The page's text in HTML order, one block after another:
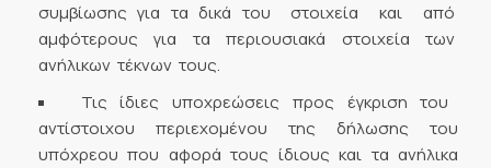
συμβίωσης για τα δικά του στοιχεία και από
αμφότερους για τα περιουσιακά στοιχεία των
ανήλικων τέκνων τους.
Τις ίδιες υποχρεώσεις προς έγκριση του
αντίστοιχου περιεχομένου της δήλωσης του
υπόχρεου που αφορά τους ίδιους και τα ανήλικα